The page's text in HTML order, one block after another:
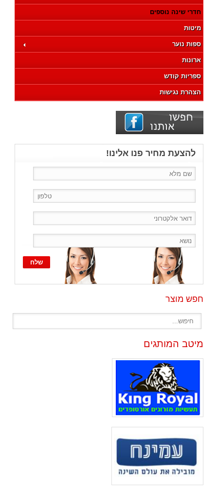
חדרי שינה נוספים
מיטות
ספות נוער
ארונות
ספריות קודש
הצהרת נגישות
להצעת מחיר פנו אלינו!
חפש מוצר
מיטב המותגים